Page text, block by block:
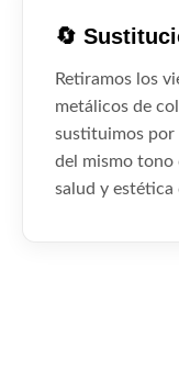
🔄
Retiramos los
metálicos de
sustituimos por
del mismo tono
salud y estética